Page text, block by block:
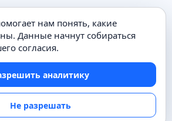
нам понять, какие
Данные начнут собираться
согласия.
аналитику
Не разрешать